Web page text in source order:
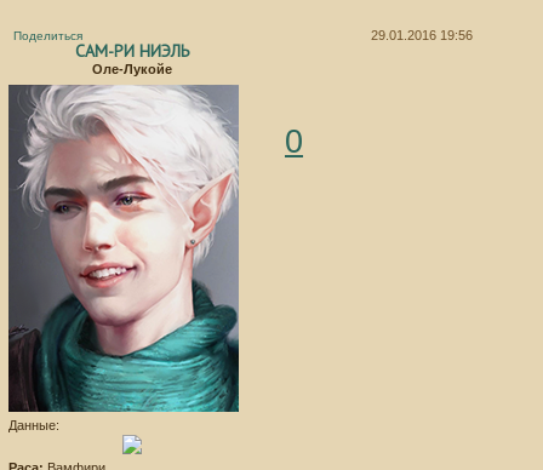
Поделиться 29.01.2016 19:56
САМ-РИ НИЭЛЬ
Оле-Лукойе
Данные:
0